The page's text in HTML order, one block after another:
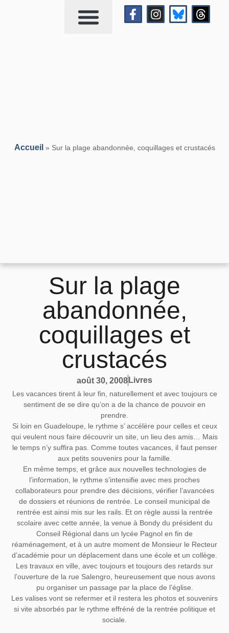
Accueil » Sur la plage abandonnée, coquillages et crustacés
Sur la plage
abandonnée,
coquillages et
crustacés
août 30, 2008 Livres
Les vacances tirent à leur fin, naturellement et avec toujours ce
sentiment de se dire qu’on a de la chance de pouvoir en
prendre.
Si loin en Guadeloupe, le rythme s’ accélère pour celles et ceux
qui veulent nous faire découvrir un site, un lieu des amis… Mais
le temps n’y suffira pas. Comme toutes vacances, il faut penser
aux petits souvenirs pour la famille.
En même temps, et grâce aux nouvelles technologies de
l’information, le rythme s’intensifie avec mes proches
collaborateurs pour prendre des décisions, vérifier l’avancées
de dossiers et réunions de rentrée. Le conseil municipal de
rentrée est ainsi mis sur les rails. Et on règle aussi la rentrée
scolaire avec cette année, la venue à Bondy du président du
Conseil Régional dans un lycée Pagnol en fin de
réaménagement, et à un autre moment de Monsieur le Recteur
d’académie pour un déplacement dans une école et un collège.
Les travaux en ville, avec toujours et toujours des retards sur
l’ouverture de la rue Salengro, heureusement que nous avons
pu organiser un passage par la place de l’église.
Les valises vont se refermer et il restera les photos et souvenirs
si vite absorbés par le rythme effréné de la rentrée politique et
sociale.